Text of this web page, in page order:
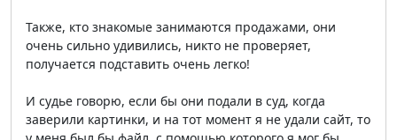
Также, кто знакомые занимаются продажами, они
очень сильно удивились, никто не проверяет,
получается подставить очень легко!
И судье говорю, если бы они подали в суд, когда
заверили картинки, и на тот момент я не удали сайт, то